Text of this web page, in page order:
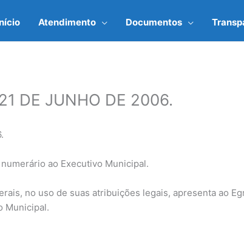
Atendimento Documentos
DE JUNHO DE 2006.
ao Executivo Municipal.
no uso de suas atribuições legais, apresenta ao
Municipal.